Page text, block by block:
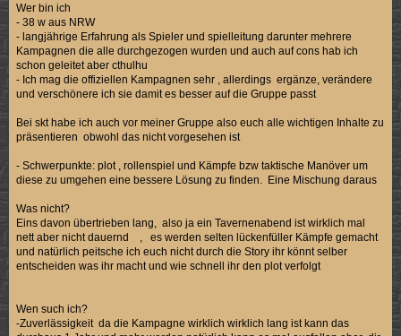
Wer bin ich
- 38 w aus NRW
- langjährige Erfahrung als Spieler und spielleitung darunter mehrere
Kampagnen die alle durchgezogen wurden und auch auf cons hab ich
schon geleitet aber cthulhu
- Ich mag die offiziellen Kampagnen sehr , allerdings ergänze, verändere
und verschönere ich sie damit es besser auf die Gruppe passt
Bei skt habe ich auch vor meiner Gruppe also euch alle wichtigen Inhalte zu
präsentieren obwohl das nicht vorgesehen ist
- Schwerpunkte: plot , rollenspiel und Kämpfe bzw taktische Manöver um
diese zu umgehen eine bessere Lösung zu finden. Eine Mischung daraus
Was nicht?
Eins davon übertrieben lang, also ja ein Tavernenabend ist wirklich mal
nett aber nicht dauernd , es werden selten lückenfüller Kämpfe gemacht
und natürlich peitsche ich euch nicht durch die Story ihr könnt selber
entscheiden was ihr macht und wie schnell ihr den plot verfolgt
Wen such ich?
-Zuverlässigkeit da die Kampagne wirklich wirklich lang ist kann das